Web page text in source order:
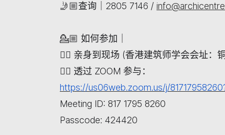
🤳🏼查询｜ 2805 7146 /
💁🏼 如何参加｜
👉🏻 亲身到现场 (香港建筑师学会会址：
👉🏻 透过 ZOOM 参与：
https://us06web.zoom.us/j/
Meeting ID: 817 1795 8260
Passcode: 424420